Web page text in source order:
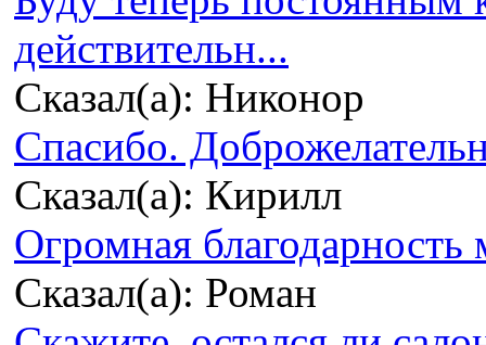
действительн...
Сказал(а): Никонор
Спасибо.
Сказал(а): Кирилл
Огромная благодарность
Сказал(а): Роман